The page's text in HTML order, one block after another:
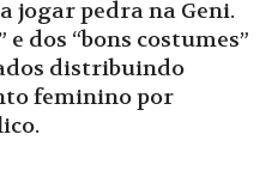
jogar pedra na Geni.
dos “bons costumes”
distribuindo
feminino por